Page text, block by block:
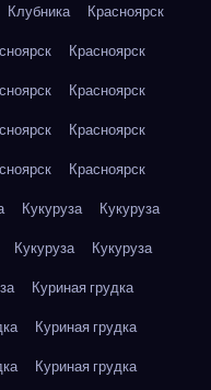
Клубника
Красноярск
Красноярск
Красноярск
Красноярск
Красноярск
Кукуруза
Кукуруза
Кукуруза
Кукуруза
Куриная грудка
Куриная грудка
Куриная грудка